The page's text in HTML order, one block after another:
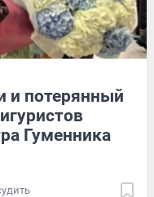
и потерянный
Гуменника